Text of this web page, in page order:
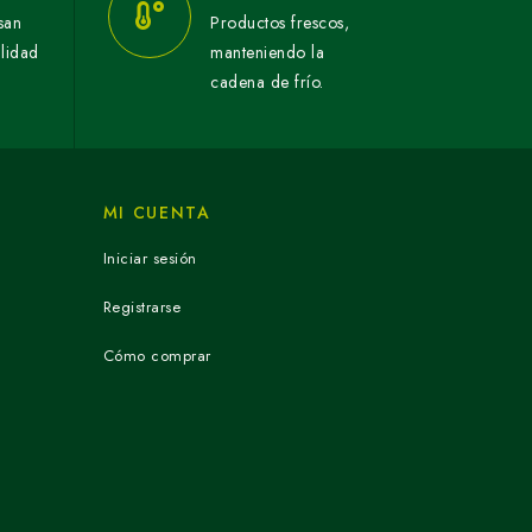
Productos frescos,
manteniendo la
cadena de frío.
MI CUENTA
Iniciar sesión
Registrarse
Cómo comprar